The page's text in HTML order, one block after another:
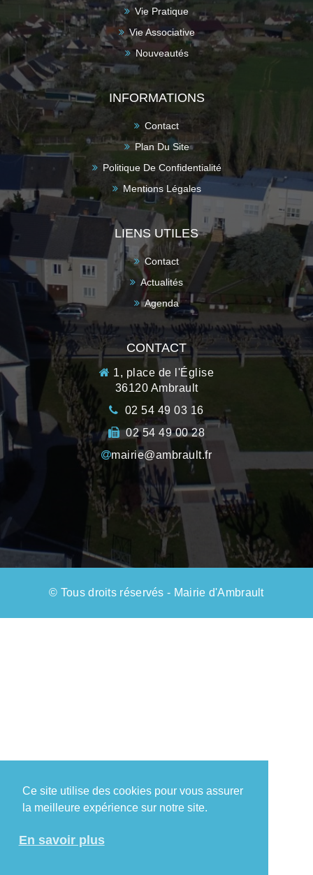
Ce site utilise des cookies pour vous assurer
la meilleure expérience sur notre site.
En savoir plus
Vie Pratique
Vie Associative
Nouveautés
INFORMATIONS
Contact
Plan Du Site
Politique De Confidentialité
Mentions Légales
LIENS UTILES
Contact
Actualités
Agenda
CONTACT
1, place de l'Église
36120 Ambrault
02 54 49 03 16
02 54 49 00 28
mairie@ambrault.fr
© Tous droits réservés - Mairie d'Ambrault